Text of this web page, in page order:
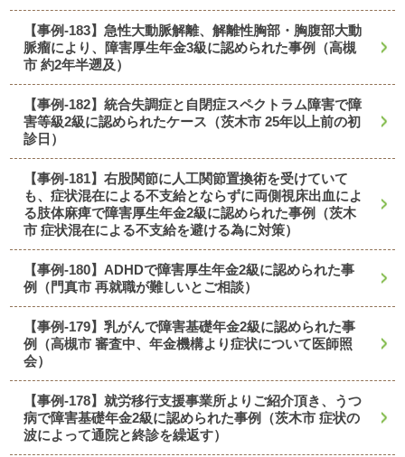
【事例-183】急性大動脈解離、解離性胸部・胸腹部大動
脈瘤により、障害厚生年金3級に認められた事例（高槻
市 約2年半遡及）
【事例-182】統合失調症と自閉症スペクトラム障害で障
害等級2級に認められたケース（茨木市 25年以上前の初
診日）
【事例-181】右股関節に人工関節置換術を受けていて
も、症状混在による不支給とならずに両側視床出血によ
る肢体麻痺で障害厚生年金2級に認められた事例（茨木
市 症状混在による不支給を避ける為に対策）
【事例-180】ADHDで障害厚生年金2級に認められた事
例（門真市 再就職が難しいとご相談）
【事例-179】乳がんで障害基礎年金2級に認められた事
例（高槻市 審査中、年金機構より症状について医師照
会）
【事例-178】就労移行支援事業所よりご紹介頂き、うつ
病で障害基礎年金2級に認められた事例（茨木市 症状の
波によって通院と終診を繰返す）